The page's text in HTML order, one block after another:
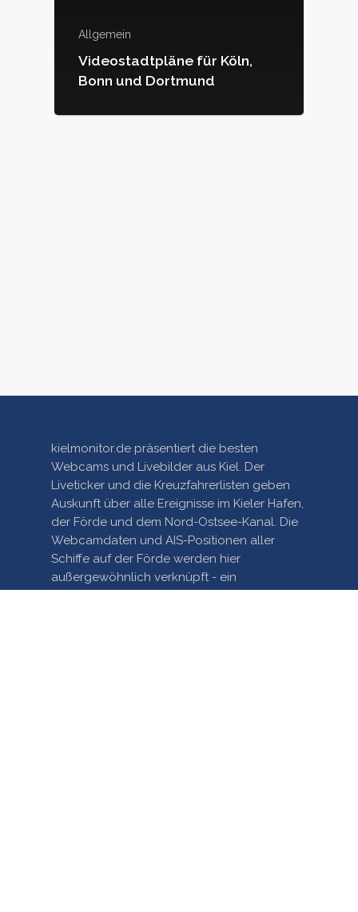
Allgemein
Videostadtpläne für Köln,
Bonn und Dortmund
kielmonitor.de präsentiert die besten
Webcams und Livebilder aus Kiel. Der
Liveticker und die Kreuzfahrerlisten geben
Auskunft über alle Ereignisse im Kieler Hafen,
der Förde und dem Nord-Ostsee-Kanal. Die
Webcamdaten und AIS-Positionen aller
Schiffe auf der Förde werden hier
außergewöhnlich verknüpft - ein